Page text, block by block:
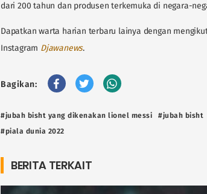
dari 200 tahun dan produsen terkemuka di negara-
Dapatkan warta harian terbaru lainya dengan
Instagram Djawanews.
Bagikan:
#jubah bisht yang dikenakan lionel messi #jubah bisht
#piala dunia 2022
BERITA TERKAIT